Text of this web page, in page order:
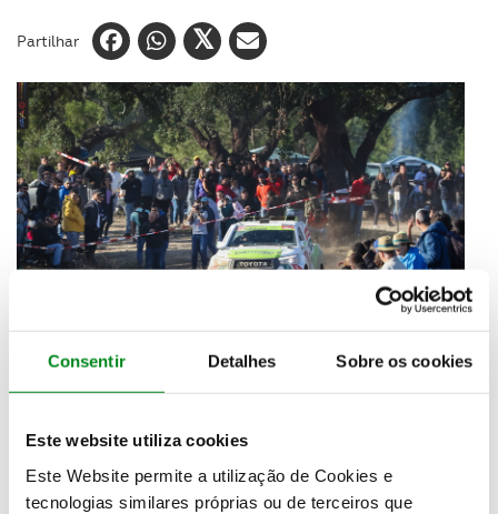
Consentir Detalhes Sobre os cookies
Este website utiliza cookies
Este Website permite a utilização de Cookies e
tecnologias similares próprias ou de terceiros que
Partilhar
A secção de motorismo da Sociedade Artística
campeonato vai ser adiada devido à pandemia que
devasta o mundo, e também ao Estado de
Emergência decretado em Portugal, ainda sem data